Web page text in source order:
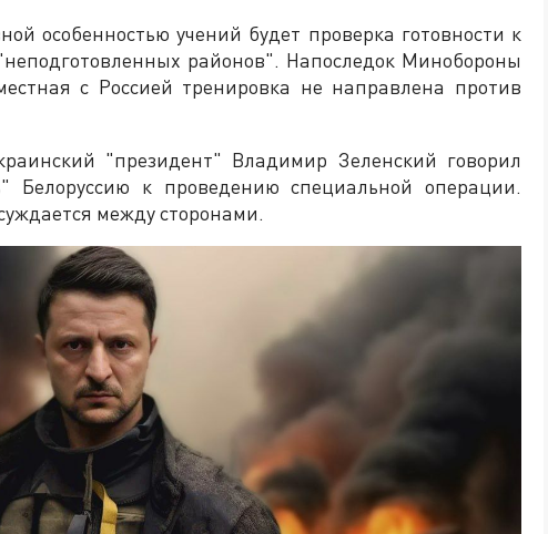
особенностью учений будет проверка готовности к
районов". Напоследок Минобороны
с Россией тренировка не направлена против
"президент" Владимир Зеленский говорил
Белоруссию к проведению специальной операции.
между сторонами.